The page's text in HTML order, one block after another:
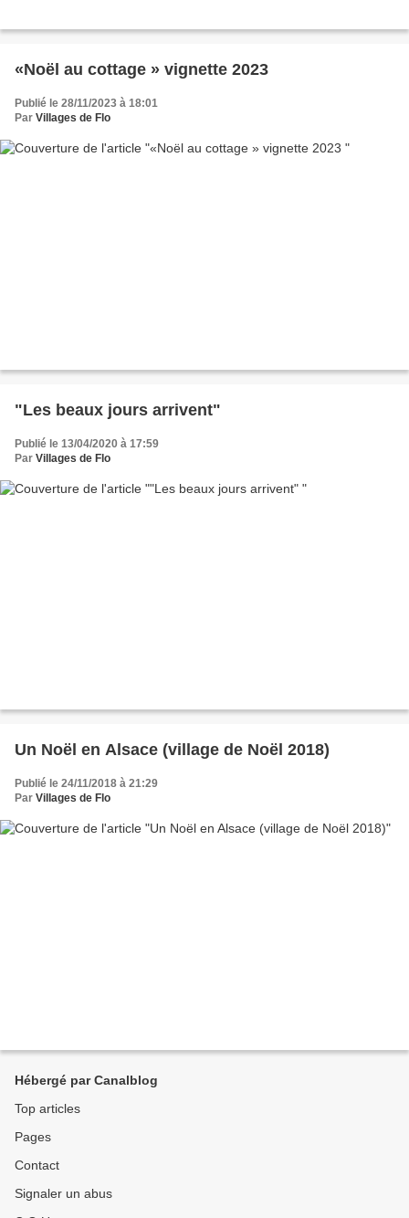
«Noël au cottage » vignette 2023
Publié le 28/11/2023 à 18:01
Par Villages de Flo
"Les beaux jours arrivent"
Publié le 13/04/2020 à 17:59
Par Villages de Flo
Un Noël en Alsace (village de Noël 2018)
Publié le 24/11/2018 à 21:29
Par Villages de Flo
Hébergé par Canalblog
Top articles
Pages
Contact
Signaler un abus